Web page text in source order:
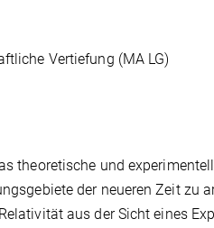
Vertiefung (MA LG)
theoretische und
der neueren Zeit zu
aus der Sicht eines